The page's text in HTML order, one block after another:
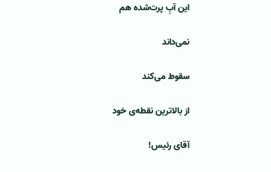
این آبِ پرت‌شده هم
نمی‌داند
سقوط می‌کند
از بالاترین نقطه‌ی خود
آقای رئیس!